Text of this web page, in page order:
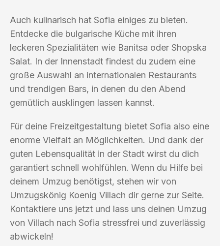
Auch kulinarisch hat Sofia einiges zu bieten.
Entdecke die bulgarische Küche mit ihren
leckeren Spezialitäten wie Banitsa oder Shopska
Salat. In der Innenstadt findest du zudem eine
große Auswahl an internationalen Restaurants
und trendigen Bars, in denen du den Abend
gemütlich ausklingen lassen kannst.
Für deine Freizeitgestaltung bietet Sofia also eine
enorme Vielfalt an Möglichkeiten. Und dank der
guten Lebensqualität in der Stadt wirst du dich
garantiert schnell wohlfühlen. Wenn du Hilfe bei
deinem Umzug benötigst, stehen wir von
Umzugskönig Koenig Villach dir gerne zur Seite.
Kontaktiere uns jetzt und lass uns deinen Umzug
von Villach nach Sofia stressfrei und zuverlässig
abwickeln!